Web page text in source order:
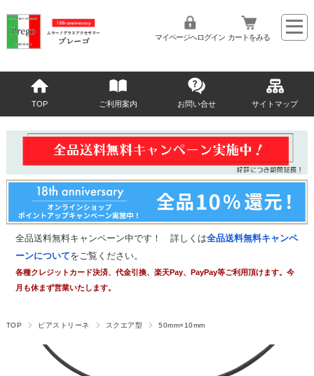
マイページへログイン カートをみる
TOP ご利用案内 お問い合せ サイトマップ
全品送料無料キャンペーン中です！ 詳しくは全品送料無料キャンペ
ーンについてをご覧ください。
各種クレジットカード決済、代金引換、楽天Pay、PayPay等ご利用頂けます。今
月も休まず営業いたします。
TOP ピアストリーネ スクエア型 50mm×10mm